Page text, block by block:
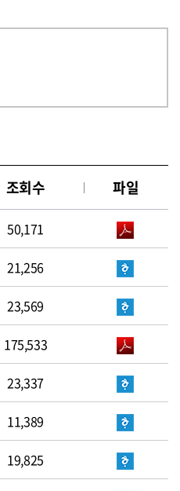
조회수 파일
50,171
21,256
23,569
175,533
23,337
11,389
19,825